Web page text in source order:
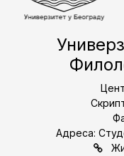
Адреса: